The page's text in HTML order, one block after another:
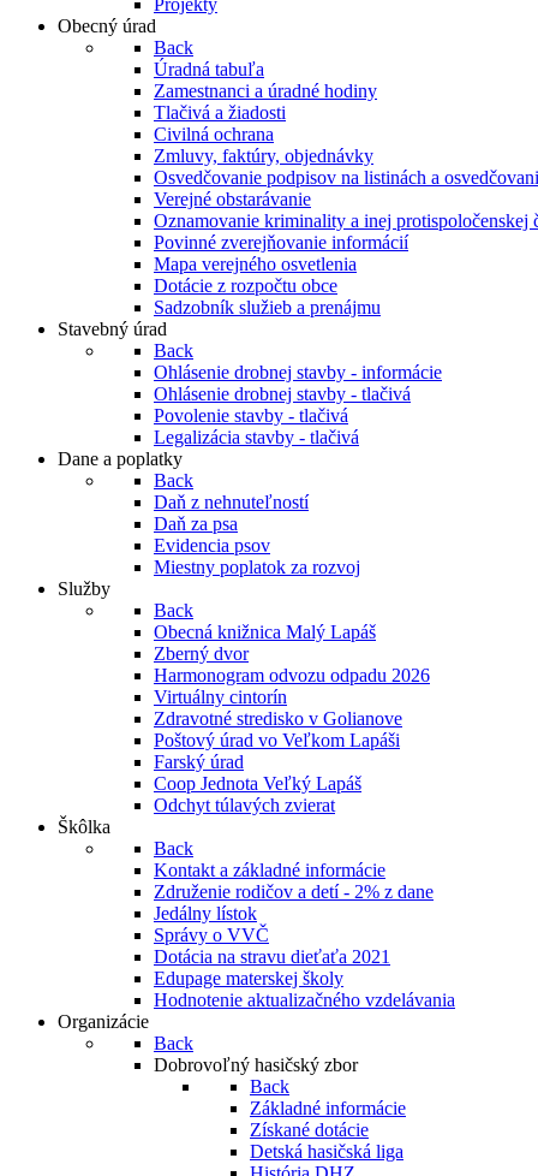
Projekty
Obecný úrad
Back
Úradná tabuľa
Zamestnanci a úradné hodiny
Tlačivá a žiadosti
Civilná ochrana
Zmluvy, faktúry, objednávky
Osvedčovanie podpisov na listinách a
Verejné obstarávanie
Oznamovanie kriminality a inej protispoločenskej
Povinné zverejňovanie informácií
Mapa verejného osvetlenia
Dotácie z rozpočtu obce
Sadzobník služieb a prenájmu
Stavebný úrad
Back
Ohlásenie drobnej stavby - informácie
Ohlásenie drobnej stavby - tlačivá
Povolenie stavby - tlačivá
Legalizácia stavby - tlačivá
Dane a poplatky
Back
Daň z nehnuteľností
Daň za psa
Evidencia psov
Miestny poplatok za rozvoj
Služby
Back
Obecná knižnica Malý Lapáš
Zberný dvor
Harmonogram odvozu odpadu 2026
Virtuálny cintorín
Zdravotné stredisko v Golianove
Poštový úrad vo Veľkom Lapáši
Farský úrad
Coop Jednota Veľký Lapáš
Odchyt túlavých zvierat
Škôlka
Back
Kontakt a základné informácie
Združenie rodičov a detí - 2% z dane
Jedálny lístok
Správy o VVČ
Dotácia na stravu dieťaťa 2021
Edupage materskej školy
Hodnotenie aktualizačného vzdelávania
Organizácie
Back
Dobrovoľný hasičský zbor
Back
Základné informácie
Získané dotácie
Detská hasičská liga